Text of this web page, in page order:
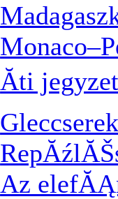
Ăti
Az